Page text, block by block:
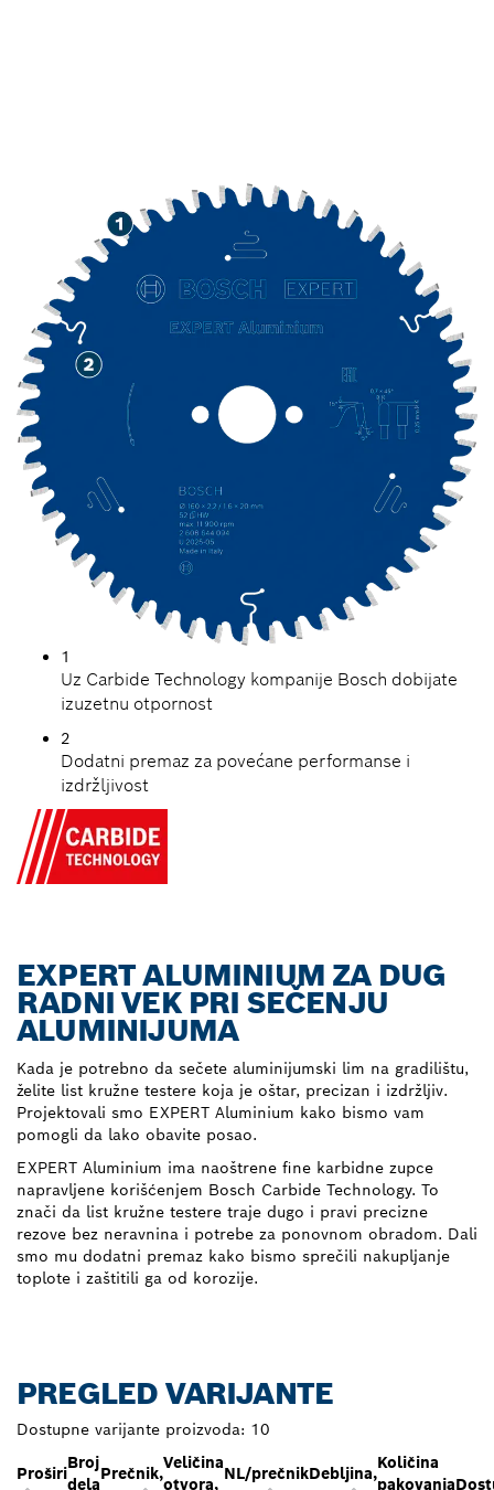
1
Uz Carbide Technology kompanije Bosch dobijate
izuzetnu otpornost
2
Dodatni premaz za povećane performanse i
izdržljivost
EXPERT ALUMINIUM ZA DUG
RADNI VEK PRI SEČENJU
ALUMINIJUMA
Kada je potrebno da sečete aluminijumski lim na gradilištu,
želite list kružne testere koja je oštar, precizan i izdržljiv.
Projektovali smo EXPERT Aluminium kako bismo vam
pomogli da lako obavite posao.
EXPERT Aluminium ima naoštrene fine karbidne zupce
napravljene korišćenjem Bosch Carbide Technology. To
znači da list kružne testere traje dugo i pravi precizne
rezove bez neravnina i potrebe za ponovnom obradom. Dali
smo mu dodatni premaz kako bismo sprečili nakupljanje
toplote i zaštitili ga od korozije.
PREGLED VARIJANTE
Dostupne varijante proizvoda: 10
Proširi
Broj
dela
Prečnik,
Veličina
otvora,
NL/prečnikDebljina,
Količina
pakovanja